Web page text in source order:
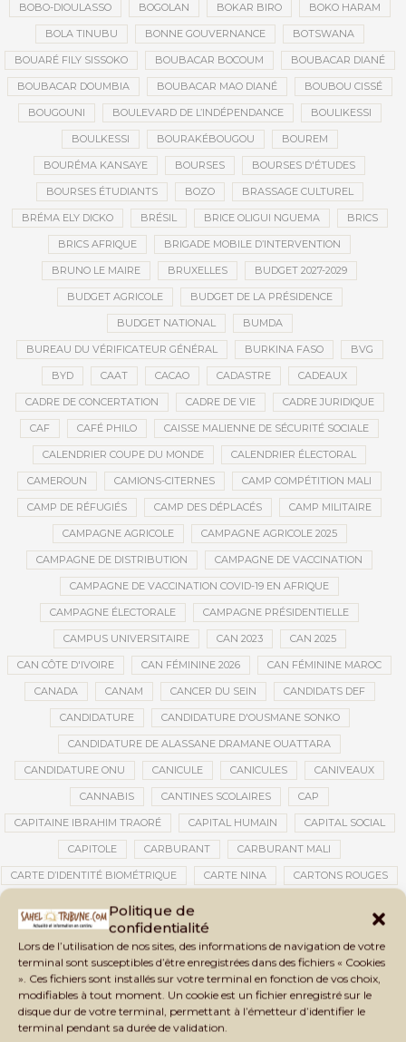
Politique de
confidentialité
Lors de l’utilisation de nos sites, des informations de navigation de votre
terminal sont susceptibles d’être enregistrées dans des fichiers « Cookies
». Ces fichiers sont installés sur votre terminal en fonction de vos choix,
modifiables à tout moment. Un cookie est un fichier enregistré sur le
disque dur de votre terminal, permettant à l’émetteur d’identifier le
terminal pendant sa durée de validation.
BOBO-DIOULASSO BOGOLAN BOKAR BIRO BOKO HARAM
BOLA TINUBU BONNE GOUVERNANCE BOTSWANA
BOUARÉ FILY SISSOKO BOUBACAR BOCOUM BOUBACAR DIANÉ
BOUBACAR DOUMBIA BOUBACAR MAO DIANÉ BOUBOU CISSÉ
BOUGOUNI BOULEVARD DE L’INDÉPENDANCE BOULIKESSI
BOULKESSI BOURAKÉBOUGOU BOUREM
BOURÉMA KANSAYE BOURSES BOURSES D'ÉTUDES
BOURSES ÉTUDIANTS BOZO BRASSAGE CULTUREL
BRÉMA ELY DICKO BRÉSIL BRICE OLIGUI NGUEMA BRICS
BRICS AFRIQUE BRIGADE MOBILE D’INTERVENTION
BRUNO LE MAIRE BRUXELLES BUDGET 2027-2029
BUDGET AGRICOLE BUDGET DE LA PRÉSIDENCE
BUDGET NATIONAL BUMDA
BUREAU DU VÉRIFICATEUR GÉNÉRAL BURKINA FASO BVG
BYD CAAT CACAO CADASTRE CADEAUX
CADRE DE CONCERTATION CADRE DE VIE CADRE JURIDIQUE
CAF CAFÉ PHILO CAISSE MALIENNE DE SÉCURITÉ SOCIALE
CALENDRIER COUPE DU MONDE CALENDRIER ÉLECTORAL
CAMEROUN CAMIONS-CITERNES CAMP COMPÉTITION MALI
CAMP DE RÉFUGIÉS CAMP DES DÉPLACÉS CAMP MILITAIRE
CAMPAGNE AGRICOLE CAMPAGNE AGRICOLE 2025
CAMPAGNE DE DISTRIBUTION CAMPAGNE DE VACCINATION
CAMPAGNE DE VACCINATION COVID-19 EN AFRIQUE
CAMPAGNE ÉLECTORALE CAMPAGNE PRÉSIDENTIELLE
CAMPUS UNIVERSITAIRE CAN 2023 CAN 2025
CAN CÔTE D'IVOIRE CAN FÉMININE 2026 CAN FÉMININE MAROC
CANADA CANAM CANCER DU SEIN CANDIDATS DEF
CANDIDATURE CANDIDATURE D'OUSMANE SONKO
CANDIDATURE DE ALASSANE DRAMANE OUATTARA
CANDIDATURE ONU CANICULE CANICULES CANIVEAUX
CANNABIS CANTINES SCOLAIRES CAP
CAPITAINE IBRAHIM TRAORÉ CAPITAL HUMAIN CAPITAL SOCIAL
CAPITOLE CARBURANT CARBURANT MALI
CARTE D’IDENTITÉ BIOMÉTRIQUE CARTE NINA CARTONS ROUGES
CATASTROPHES CLIMATIQUES
CAUTION 10 000 DOLLARS CAUTION DE VISA CDAT CECOGEC
CEDEAO CÉDÉAO CEI CÉLÉBRATION NATIONALE CEMAC
CEMAPI CEN-SNESUP CENOU CENSURE
CENTRAFRIQUE CENTRALE SOLAIRE